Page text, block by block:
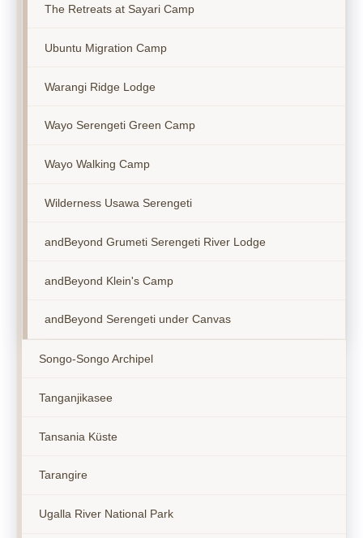
The Retreats at Sayari Camp
Ubuntu Migration Camp
Warangi Ridge Lodge
Wayo Serengeti Green Camp
Wayo Walking Camp
Wilderness Usawa Serengeti
andBeyond Grumeti Serengeti River Lodge
andBeyond Klein's Camp
andBeyond Serengeti under Canvas
Songo-Songo Archipel
Tanganjikasee
Tansania Küste
Tarangire
Ugalla River National Park